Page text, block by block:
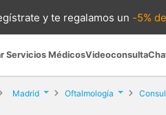
yte regalamos un -5%
Servicios MédicosVideoconsulta
Madrid Oftalmología